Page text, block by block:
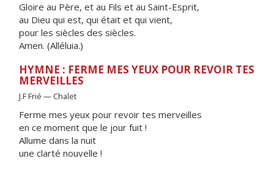
Gloire au Père, et au Fils et au Saint-Esprit,
au Dieu qui est, qui était et qui vient,
pour les siècles des siècles.
Amen. (Alléluia.)
HYMNE : FERME MES YEUX POUR REVOIR TES
MERVEILLES
J.F Frié — Chalet
Ferme mes yeux pour revoir tes merveilles
en ce moment que le jour fuit !
Allume dans la nuit
une clarté nouvelle !